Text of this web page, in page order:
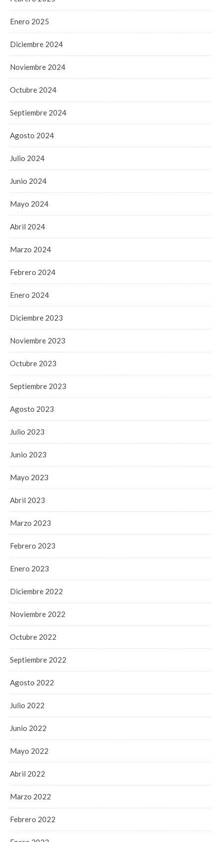
Enero 2025
Diciembre 2024
Noviembre 2024
Octubre 2024
Septiembre 2024
Agosto 2024
Julio 2024
Junio 2024
Mayo 2024
Abril 2024
Marzo 2024
Febrero 2024
Enero 2024
Diciembre 2023
Noviembre 2023
Octubre 2023
Septiembre 2023
Agosto 2023
Julio 2023
Junio 2023
Mayo 2023
Abril 2023
Marzo 2023
Febrero 2023
Enero 2023
Diciembre 2022
Noviembre 2022
Octubre 2022
Septiembre 2022
Agosto 2022
Julio 2022
Junio 2022
Mayo 2022
Abril 2022
Marzo 2022
Febrero 2022